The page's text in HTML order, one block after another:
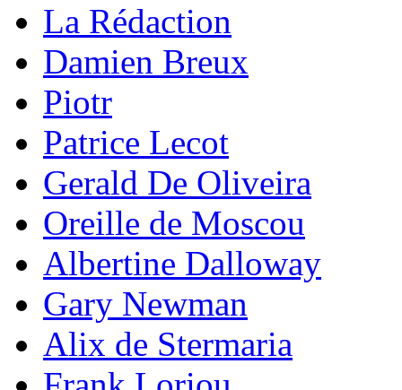
La Rédaction
Damien Breux
Piotr
Patrice Lecot
Gerald De Oliveira
Oreille de Moscou
Albertine Dalloway
Gary Newman
Alix de Stermaria